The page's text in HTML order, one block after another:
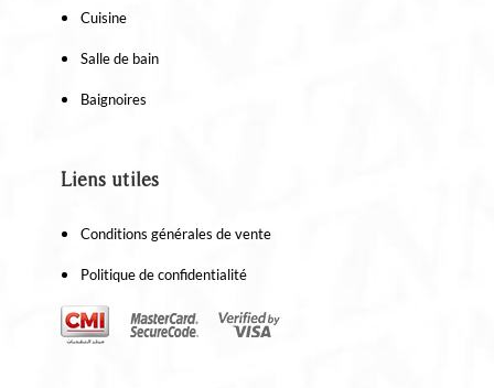
Cuisine
Salle de bain
Baignoires
Liens utiles
Conditions générales de vente
Politique de confidentialité